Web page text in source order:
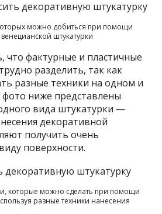
можно добиться при помощи
венецианской штукатурки
что фактурные и пластичные
разделить, так как
разные техники на одном и
фото ниже представлены
вида штукатурки —
декоративной
получить очень
поверхности.
которые можно сделать при помощи
разные техники нанесения